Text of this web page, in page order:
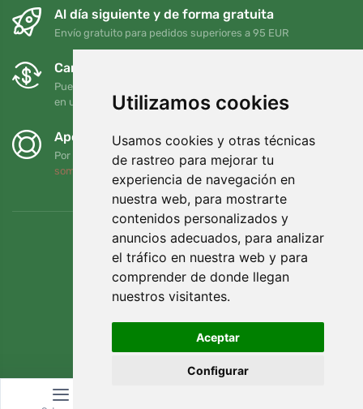
Utilizamos cookies
Usamos cookies y otras técnicas
de rastreo para mejorar tu
experiencia de navegación en
nuestra web, para mostrarte
contenidos personalizados y
anuncios adecuados, para analizar
el tráfico en nuestra web y para
comprender de donde llegan
nuestros visitantes.
Aceptar
Configurar
Al día siguiente y de forma gratuita
Envío gratuito para pedidos superiores a 95 EUR
Cambios y devoluciones gratuitos
Puede devolver o cambiar su pedido en cualquier momento
en un plazo de 90 días
Apoyamos a Trees.org
Por cada pedido plantamos un árbol. Leer más
somos